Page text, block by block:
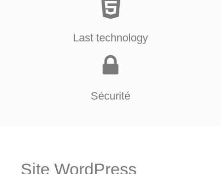
Last technology
Sécurité
Site WordPress